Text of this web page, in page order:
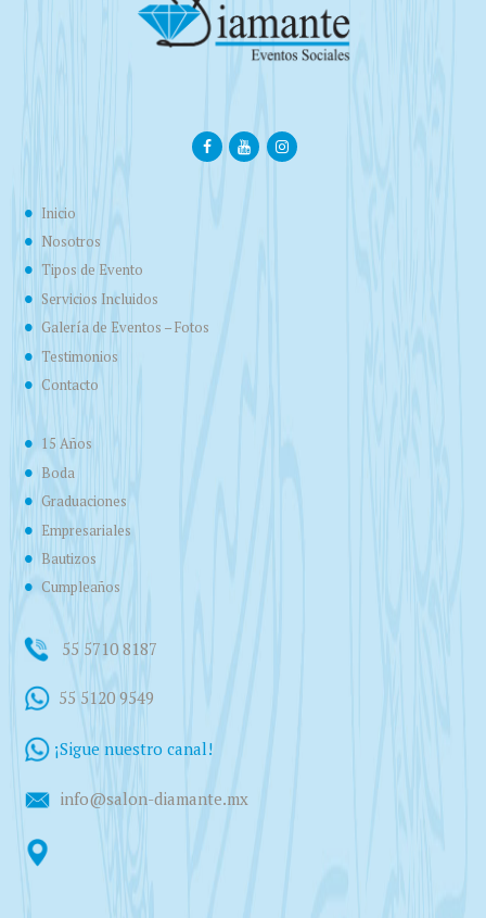
Inicio
Nosotros
Tipos de Evento
Servicios Incluidos
Galería de Eventos – Fotos
Testimonios
Contacto
15 Años
Boda
Graduaciones
Empresariales
Bautizos
Cumpleaños
55 5710 8187
55 5120 9549
¡Sigue nuestro canal!
info@salon-diamante.mx